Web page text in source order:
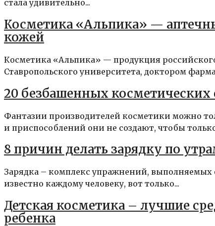
стала удивительно...
Косметика «Альпика» —
кожей
Косметика «Альпика» — продукция
Ставропольского университета, доктором
20 безбашенных косметических
Фантазии производителей косметики можно
и приспособлений они не создают, чтобы
8 причин делать зарядку по
Зарядка – комплекс упражнений,
известно каждому человеку, вот только...
Детская косметика – лучшие
ребенка